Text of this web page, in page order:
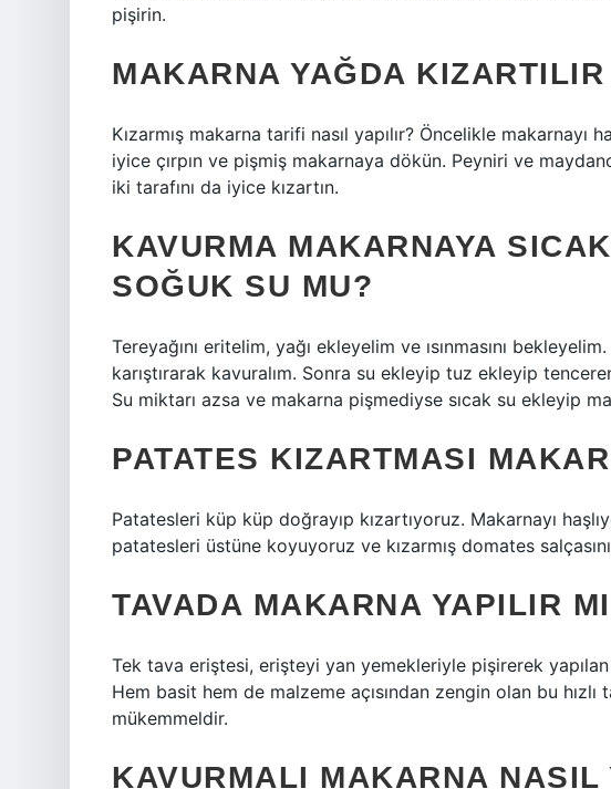
pişirin.
MAKARNA YAĞDA
Kızarmış makarna tarifi nasıl yapılır? Öncelikle makarnayı
iyice çırpın ve pişmiş makarnaya dökün. Peyniri ve
iki tarafını da iyice kızartın.
KAVURMA MAKARNAYA
SOĞUK SU MU?
Tereyağını eritelim, yağı ekleyelim ve ısınmasını
karıştırarak kavuralım. Sonra su ekleyip tuz ekleyip
Su miktarı azsa ve makarna pişmediyse sıcak su ekleyip
PATATES KIZARTMASI
Patatesleri küp küp doğrayıp kızartıyoruz. Makarnayı
patatesleri üstüne koyuyoruz ve kızarmış domates
TAVADA MAKARNA YAPILIR
Tek tava eriştesi, erişteyi yan yemekleriyle pişirerek
Hem basit hem de malzeme açısından zengin olan bu
mükemmeldir.
KAVURMALI MAKARNA NASIL